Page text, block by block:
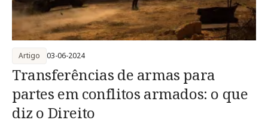
Transferências de armas para
partes em conflitos armados: o que
diz o Direito
Artigo 03-06-2024